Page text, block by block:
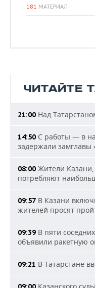
181 МАТЕРИАЛ
ЧИТАЙТЕ
21:00 Над
14:50 С работы — в
задержали замглавы
08:00 Жители
потребляют
09:57 В Казани
жителей просят
09:39 В пяти
объявили ракетную
09:21 В Татарстане